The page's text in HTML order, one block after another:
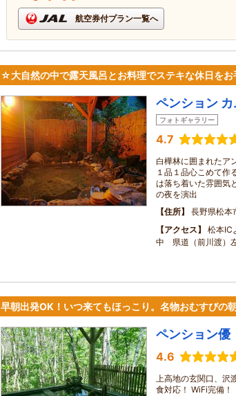
航空券付プラン一覧へ
☆大自然の中で露天風呂とお料理でステキな休日を
ペンション カ
フォトギャラリー
4.7
白樺林に囲まれたア
１品１品心こめて作
は落ち着いた雰囲気
の夜を演出
住所
長野県松本
アクセス
松本IC
中 県道（前川渡）
早朝出発OK！いつ来てもほっこり。名物おむすびの朝
ペンション優
4.6
上高地の玄関口、沢
食対応！ WiFi完備！